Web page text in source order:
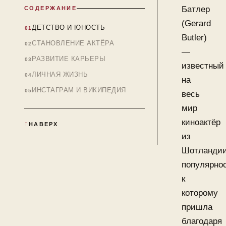
СОДЕРЖАНИЕ
ДЕТСТВО И ЮНОСТЬ
СТАНОВЛЕНИЕ АКТЁРА
РАЗВИТИЕ КАРЬЕРЫ
ЛИЧНАЯ ЖИЗНЬ
ИНСТАГРАМ И ВИКИПЕДИЯ
НАВЕРХ
Батлер
(Gerard
Butler)
—
известный
на
весь
мир
киноактёр
из
к
которому
пришла
благодаря